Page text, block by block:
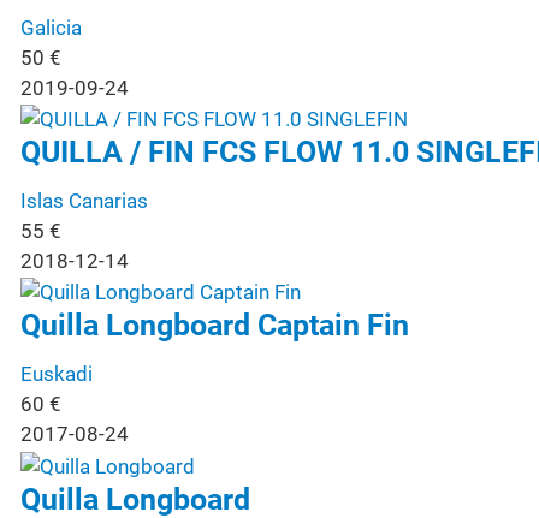
Galicia
50 €
2019-09-24
QUILLA / FIN FCS FLOW 11.0
Islas Canarias
55 €
2018-12-14
Quilla Longboard Captain Fin
Euskadi
60 €
2017-08-24
Quilla Longboard